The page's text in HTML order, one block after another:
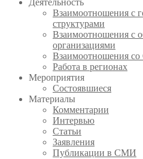
Деятельность
Взаимоотношения с
структурами
Взаимоотношения с
организациями
Взаимоотношения
Работа в регионах
Мероприятия
Состоявшиеся
Материалы
Комментарии
Интервью
Статьи
Заявления
Публикации в СМИ